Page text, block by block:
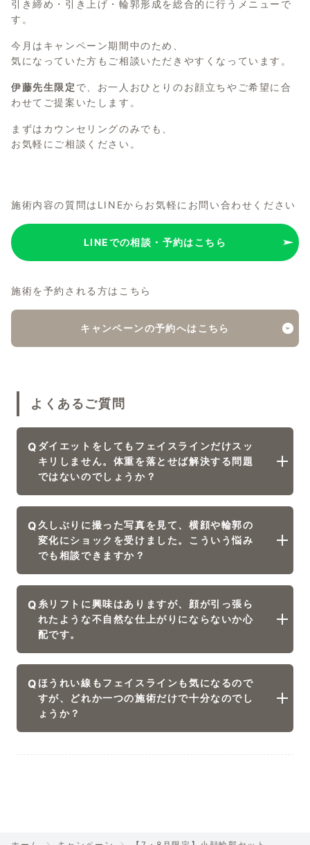
引き締め・引き上げ・輪郭形成を総合的に行うメニューで
す。
今月はキャンペーン期間中のため、
気になっていた方もご相談いただきやすくなっています。
伊藤先生限定 で、お一人おひとりのお顔立ちやご希望に合
わせてご提案いたします。
まずはカウンセリングのみでも、
お気軽にご相談ください。
施術内容の質問はLINEからお気軽にお問い合わせください
LINEでの相談・予約はこちら
施術を予約される方はこちら
キャンペーンの予約へはこちら
よくあるご質問
Q ダイエットをしてもフェイスラインだけスッ
キリしません。体重を落とせば解決する問題
ではないのでしょうか？
Q久しぶりに撮った写真を見て、横顔や輪郭の
変化にショックを受けました。こういう悩み
でも相談できますか？
Q 糸リフトに興味はありますが、顔が引っ張ら
れたような不自然な仕上がりにならないか心
配です。
Qほうれい線もフェイスラインも気になるので
すが、どれか一つの施術だけで十分なのでし
ょうか？